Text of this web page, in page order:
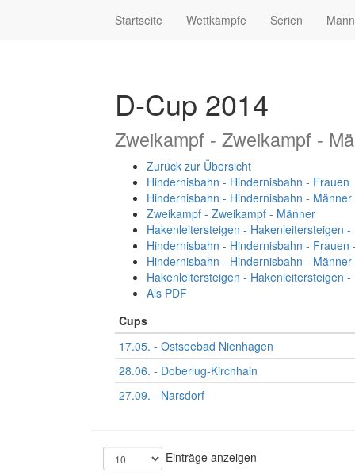
Startseite Wettkämpfe Serien
D-Cup 2014
Zweikampf - Zweikampf -
Zurück zur Übersicht
Hindernisbahn - Hindernisbahn - Frauen
Hindernisbahn - Hindernisbahn - Männer
Zweikampf - Zweikampf - Männer
Hakenleitersteigen - Hakenleitersteigen -
Hindernisbahn - Hindernisbahn - Frauen
Hindernisbahn - Hindernisbahn -
Hakenleitersteigen - Hakenleitersteigen
Als PDF
Cups
17.05. - Ostseebad Nienhagen
28.06. - Doberlug-Kirchhain
27.09. - Narsdorf
Einträge anzeigen